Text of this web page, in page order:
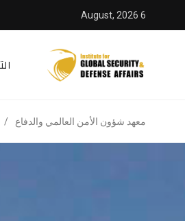
6 August, 2026
معهد شؤون الأمن العالمي والدفاع /